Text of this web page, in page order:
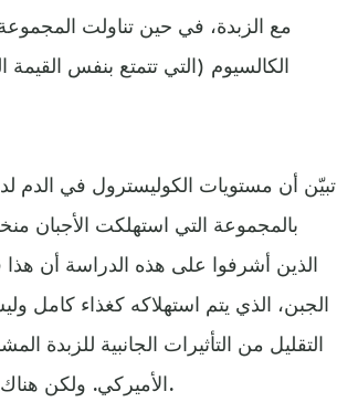
مع الزبدة، في حين تناولت
الكالسيوم (التي تتمتع بنفس القيمة
تبيّن أن مستويات الكوليسترول في
بالمجموعة التي استهلكت الأجبان
الذين أشرفوا على هذه الدراسة أن هذا
الجبن، الذي يتم استهلاكه كغذاء
التقليل من التأثيرات الجانبية للزبدة
موقع science alert الأميركي. ولكن هناك تحفظاً كبيراً بشأن هذا الموضوع.